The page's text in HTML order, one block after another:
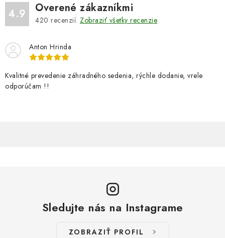
4.9 Overené zákazníkmi
420 recenzií. Zobraziť všetky recenzie
Anton Hrinda
Kvalitné prevedenie záhradného sedenia, rýchle dodanie, vrele
odporúčam !!
Sledujte nás na Instagrame
ZOBRAZIŤ PROFIL